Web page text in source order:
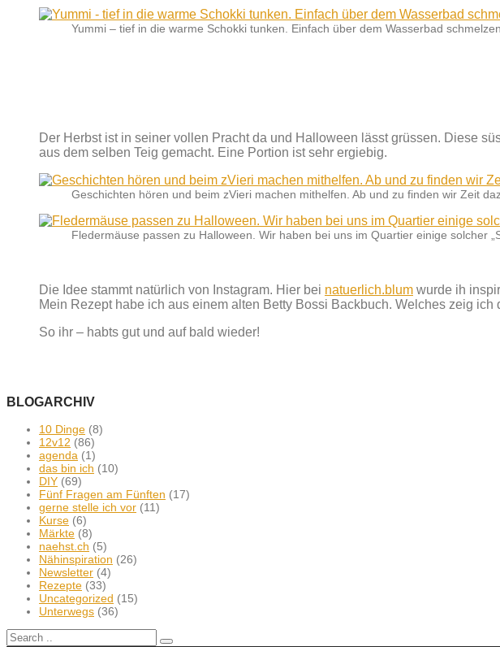
Yummi – tief in die warme Schokki tunken. Einfach über dem Wasserbad schmelzen.
Der Herbst ist in seiner vollen Pracht da und Halloween lässt grüssen. Diese
aus dem selben Teig gemacht. Eine Portion ist sehr ergiebig.
Geschichten hören und beim zVieri machen mithelfen. Ab und zu finden wir Zeit
Fledermäuse passen zu Halloween. Wir haben bei uns im Quartier einige solcher
Die Idee stammt natürlich von Instagram. Hier bei natuerlich.blum wurde ih
Mein Rezept habe ich aus einem alten Betty Bossi Backbuch. Welches zeig ich
So ihr – habts gut und auf bald wieder!
BLOGARCHIV
10 Dinge (8)
12v12 (86)
agenda (1)
das bin ich (10)
DIY (69)
Fünf Fragen am Fünften (17)
gerne stelle ich vor (11)
Kurse (6)
Märkte (8)
naehst.ch (5)
Nähinspiration (26)
Newsletter (4)
Rezepte (33)
Uncategorized (15)
Unterwegs (36)